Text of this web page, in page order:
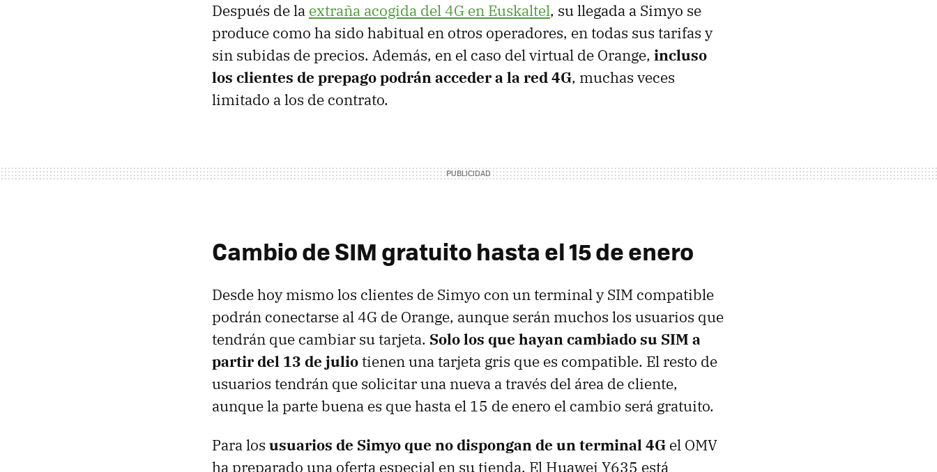
Después de la extraña acogida del 4G en Euskaltel, su llegada a Simyo se
produce como ha sido habitual en otros operadores, en todas sus tarifas y
sin subidas de precios. Además, en el caso del virtual de Orange, incluso
los clientes de prepago podrán acceder a la red 4G, muchas veces
limitado a los de contrato.
Cambio de SIM gratuito hasta el 15 de enero
Desde hoy mismo los clientes de Simyo con un terminal y SIM compatible
podrán conectarse al 4G de Orange, aunque serán muchos los usuarios que
tendrán que cambiar su tarjeta. Solo los que hayan cambiado su SIM a
partir del 13 de julio tienen una tarjeta gris que es compatible. El resto de
usuarios tendrán que solicitar una nueva a través del área de cliente,
aunque la parte buena es que hasta el 15 de enero el cambio será gratuito.
Para los usuarios de Simyo que no dispongan de un terminal 4G el OMV
ha preparado una oferta especial en su tienda. El Huawei Y635 está